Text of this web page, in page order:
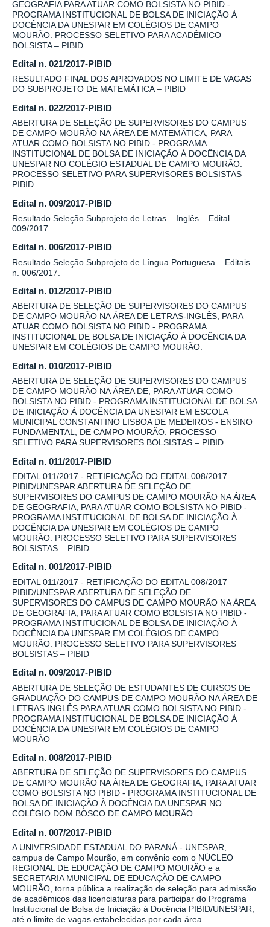
GEOGRAFIA PARA ATUAR COMO BOLSISTA NO PIBID -
PROGRAMA INSTITUCIONAL DE BOLSA DE INICIAÇÃO À
DOCÊNCIA DA UNESPAR EM COLÉGIOS DE CAMPO
MOURÃO. PROCESSO SELETIVO PARA ACADÊMICO
BOLSISTA – PIBID
Edital n. 021/2017-PIBID
RESULTADO FINAL DOS APROVADOS NO LIMITE DE VAGAS
DO SUBPROJETO DE MATEMÁTICA – PIBID
Edital n. 022/2017-PIBID
ABERTURA DE SELEÇÃO DE SUPERVISORES DO CAMPUS
DE CAMPO MOURÃO NA ÁREA DE MATEMÁTICA, PARA
ATUAR COMO BOLSISTA NO PIBID - PROGRAMA
INSTITUCIONAL DE BOLSA DE INICIAÇÃO À DOCÊNCIA DA
UNESPAR NO COLÉGIO ESTADUAL DE CAMPO MOURÃO.
PROCESSO SELETIVO PARA SUPERVISORES BOLSISTAS –
PIBID
Edital n. 009/2017-PIBID
Resultado Seleção Subprojeto de Letras – Inglês – Edital
009/2017
Edital n. 006/2017-PIBID
Resultado Seleção Subprojeto de Língua Portuguesa – Editais
n. 006/2017.
Edital n. 012/2017-PIBID
ABERTURA DE SELEÇÃO DE SUPERVISORES DO CAMPUS
DE CAMPO MOURÃO NA ÁREA DE LETRAS-INGLÊS, PARA
ATUAR COMO BOLSISTA NO PIBID - PROGRAMA
INSTITUCIONAL DE BOLSA DE INICIAÇÃO À DOCÊNCIA DA
UNESPAR EM COLÉGIOS DE CAMPO MOURÃO.
Edital n. 010/2017-PIBID
ABERTURA DE SELEÇÃO DE SUPERVISORES DO CAMPUS
DE CAMPO MOURÃO NA ÁREA DE, PARA ATUAR COMO
BOLSISTA NO PIBID - PROGRAMA INSTITUCIONAL DE BOLSA
DE INICIAÇÃO À DOCÊNCIA DA UNESPAR EM ESCOLA
MUNICIPAL CONSTANTINO LISBOA DE MEDEIROS - ENSINO
FUNDAMENTAL, DE CAMPO MOURÃO. PROCESSO
SELETIVO PARA SUPERVISORES BOLSISTAS – PIBID
Edital n. 011/2017-PIBID
EDITAL 011/2017 - RETIFICAÇÃO DO EDITAL 008/2017 –
PIBID/UNESPAR ABERTURA DE SELEÇÃO DE
SUPERVISORES DO CAMPUS DE CAMPO MOURÃO NA ÁREA
DE GEOGRAFIA, PARA ATUAR COMO BOLSISTA NO PIBID -
PROGRAMA INSTITUCIONAL DE BOLSA DE INICIAÇÃO À
DOCÊNCIA DA UNESPAR EM COLÉGIOS DE CAMPO
MOURÃO. PROCESSO SELETIVO PARA SUPERVISORES
BOLSISTAS – PIBID
Edital n. 001/2017-PIBID
EDITAL 011/2017 - RETIFICAÇÃO DO EDITAL 008/2017 –
PIBID/UNESPAR ABERTURA DE SELEÇÃO DE
SUPERVISORES DO CAMPUS DE CAMPO MOURÃO NA ÁREA
DE GEOGRAFIA, PARA ATUAR COMO BOLSISTA NO PIBID -
PROGRAMA INSTITUCIONAL DE BOLSA DE INICIAÇÃO À
DOCÊNCIA DA UNESPAR EM COLÉGIOS DE CAMPO
MOURÃO. PROCESSO SELETIVO PARA SUPERVISORES
BOLSISTAS – PIBID
Edital n. 009/2017-PIBID
ABERTURA DE SELEÇÃO DE ESTUDANTES DE CURSOS DE
GRADUAÇÃO DO CAMPUS DE CAMPO MOURÃO NA ÁREA DE
LETRAS INGLÊS PARA ATUAR COMO BOLSISTA NO PIBID -
PROGRAMA INSTITUCIONAL DE BOLSA DE INICIAÇÃO À
DOCÊNCIA DA UNESPAR EM COLÉGIOS DE CAMPO
MOURÃO
Edital n. 008/2017-PIBID
ABERTURA DE SELEÇÃO DE SUPERVISORES DO CAMPUS
DE CAMPO MOURÃO NA ÁREA DE GEOGRAFIA, PARA ATUAR
COMO BOLSISTA NO PIBID - PROGRAMA INSTITUCIONAL DE
BOLSA DE INICIAÇÃO À DOCÊNCIA DA UNESPAR NO
COLÉGIO DOM BOSCO DE CAMPO MOURÃO
Edital n. 007/2017-PIBID
A UNIVERSIDADE ESTADUAL DO PARANÁ - UNESPAR,
campus de Campo Mourão, em convênio com o NÚCLEO
REGIONAL DE EDUCAÇÃO DE CAMPO MOURÃO e a
SECRETARIA MUNICIPAL DE EDUCAÇÃO DE CAMPO
MOURÃO, torna pública a realização de seleção para admissão
de acadêmicos das licenciaturas para participar do Programa
Institucional de Bolsa de Iniciação à Docência PIBID/UNESPAR,
até o limite de vagas estabelecidas por cada área